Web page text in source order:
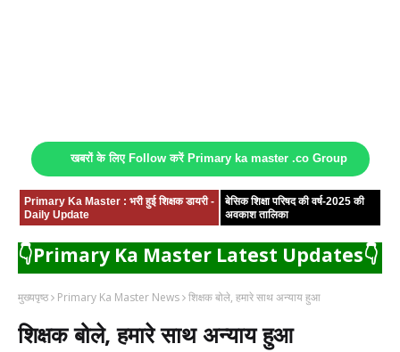
खबरों के लिए Follow करें Primary ka master .co Group
Primary Ka Master : भरी हुई शिक्षक डायरी -
Daily Update
बेसिक शिक्षा परिषद की वर्ष-2025 की
अवकाश तालिका
👇Primary Ka Master Latest Updates👇
मुख्यपृष्ठ Primary Ka Master News शिक्षक बोले, हमारे साथ अन्याय हुआ
शिक्षक बोले, हमारे साथ अन्याय हुआ